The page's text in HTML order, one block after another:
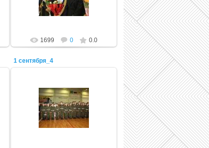
Admin
1699 0 0.0
1 сентября_4
22.11.2011
Admin